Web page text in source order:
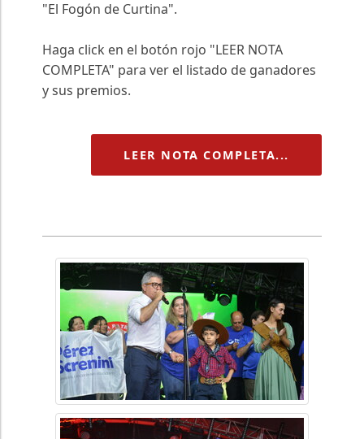
"El Fogón de Curtina".
Haga click en el botón rojo "LEER NOTA
COMPLETA" para ver el listado de ganadores
y sus premios.
LEER NOTA COMPLETA...